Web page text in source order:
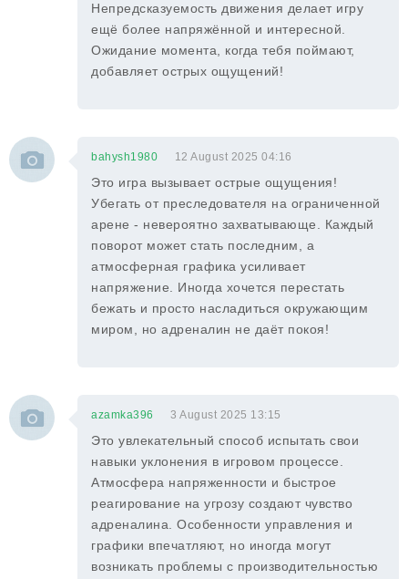
Непредсказуемость движения делает игру
ещё более напряжённой и интересной.
Ожидание момента, когда тебя поймают,
добавляет острых ощущений!
bahysh1980 12 August 2025 04:16
Это игра вызывает острые ощущения!
Убегать от преследователя на ограниченной
арене - невероятно захватывающе. Каждый
поворот может стать последним, а
атмосферная графика усиливает
напряжение. Иногда хочется перестать
бежать и просто насладиться окружающим
миром, но адреналин не даёт покоя!
azamka396 3 August 2025 13:15
Это увлекательный способ испытать свои
навыки уклонения в игровом процессе.
Атмосфера напряженности и быстрое
реагирование на угрозу создают чувство
адреналина. Особенности управления и
графики впечатляют, но иногда могут
возникать проблемы с производительностью